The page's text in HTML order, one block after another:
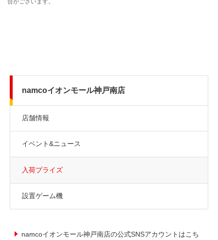
namcoイオンモール神戸南店
店舗情報
イベント&ニュース
入荷プライズ
設置ゲーム機
namcoイオンモール神戸南店の公式SNSアカウントはこち